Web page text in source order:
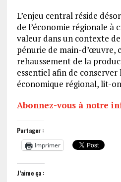
L’enjeu central réside
de l’économie régionale à
valeur dans un contexte
pénurie de main-d’œuvre,
rehaussement de la
essentiel afin de conserver
économique régional, lit-
Abonnez-vous à notre
Partager :
Imprimer
J’aime ça :